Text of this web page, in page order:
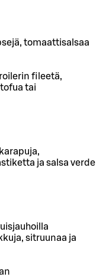
tomaattisalsaa
fileetä,
tai
ja salsa verde
sitruunaa ja